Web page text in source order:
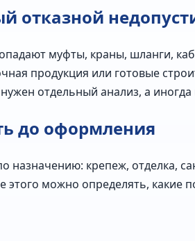
отказной
муфты, краны, шланги,
продукция или готовые
отдельный анализ, а
до оформления
назначению: крепеж, отделка,
этого можно определять, какие